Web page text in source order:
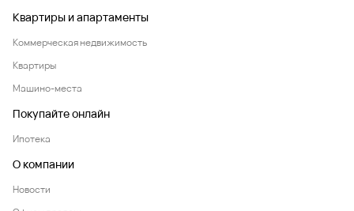
Квартиры и апартаменты
Коммерческая недвижимость
Квартиры
Машино-места
Покупайте онлайн
Ипотека
О компании
Новости